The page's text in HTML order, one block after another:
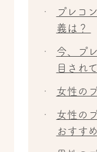
プレコ
義は？
今、プ
目され
女性の
女性の
おすす